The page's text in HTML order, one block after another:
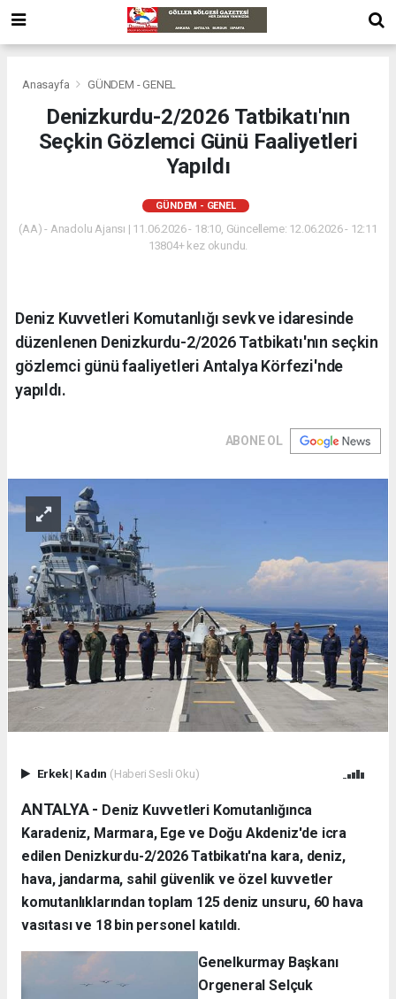
Anasayfa GÜNDEM - GENEL
Denizkurdu-2/2026 Tatbikatı'nın
Seçkin Gözlemci Günü Faaliyetleri
Yapıldı
GÜNDEM - GENEL
(AA) - Anadolu Ajansı | 11.06.2026 - 18:10, Güncelleme: 12.06.2026 - 12:11
13804+ kez okundu.
Deniz Kuvvetleri Komutanlığı sevk ve idaresinde
düzenlenen Denizkurdu-2/2026 Tatbikatı'nın seçkin
gözlemci günü faaliyetleri Antalya Körfezi'nde
yapıldı.
ABONE OL
Erkek| Kadın (Haberi Sesli Oku)
ANTALYA - Deniz Kuvvetleri Komutanlığınca
Karadeniz, Marmara, Ege ve Doğu Akdeniz'de icra
edilen Denizkurdu-2/2026 Tatbikatı'na kara, deniz,
hava, jandarma, sahil güvenlik ve özel kuvvetler
komutanlıklarından toplam 125 deniz unsuru, 60 hava
vasıtası ve 18 bin personel katıldı.
Genelkurmay Başkanı
Orgeneral Selçuk